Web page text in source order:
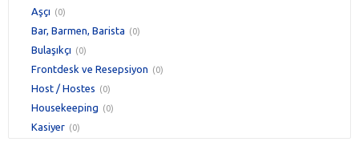
Aşçı (0)
Bar, Barmen, Barista (0)
Bulaşıkçı (0)
Frontdesk ve Resepsiyon (0)
Host / Hostes (0)
Housekeeping (0)
Kasiyer (0)